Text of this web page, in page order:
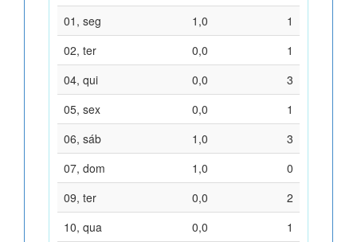
01, seg
1,0
1
02, ter
0,0
1
04, qui
0,0
3
05, sex
0,0
1
06, sáb
1,0
3
07, dom
1,0
0
09, ter
0,0
2
10, qua
0,0
1